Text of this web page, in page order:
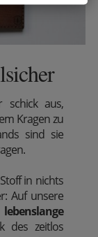
schick aus,
Kragen zu
sind sie
in nichts
Auf unsere
lebenslange
des zeitlos